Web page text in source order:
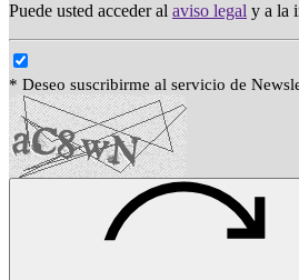
Puede usted acceder al aviso legal y a la
* Deseo suscribirme al servicio de